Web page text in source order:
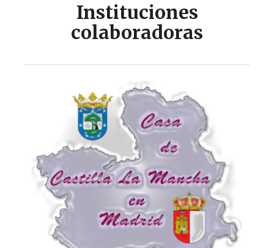
Instituciones
colaboradoras